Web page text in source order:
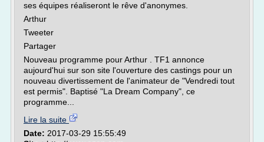
ses équipes réaliseront le rêve d'anonymes.
Arthur
Tweeter
Partager
Nouveau programme pour Arthur . TF1 annonce
aujourd'hui sur son site l'ouverture des castings pour un
nouveau divertissement de l'animateur de "Vendredi tout
est permis". Baptisé "La Dream Company", ce
programme...
Lire la suite
Date: 2017-03-29 15:55:49